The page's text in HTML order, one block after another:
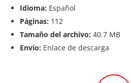
Idioma: Español
Páginas: 112
Tamaño del archivo: 40.7 MB
Envío: Enlace de descarga